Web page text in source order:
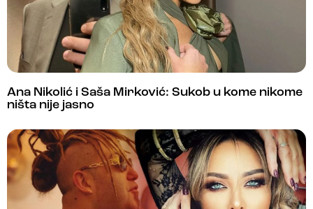
Ana Nikolić i Saša Mirković: Sukob u kome nikome
ništa nije jasno